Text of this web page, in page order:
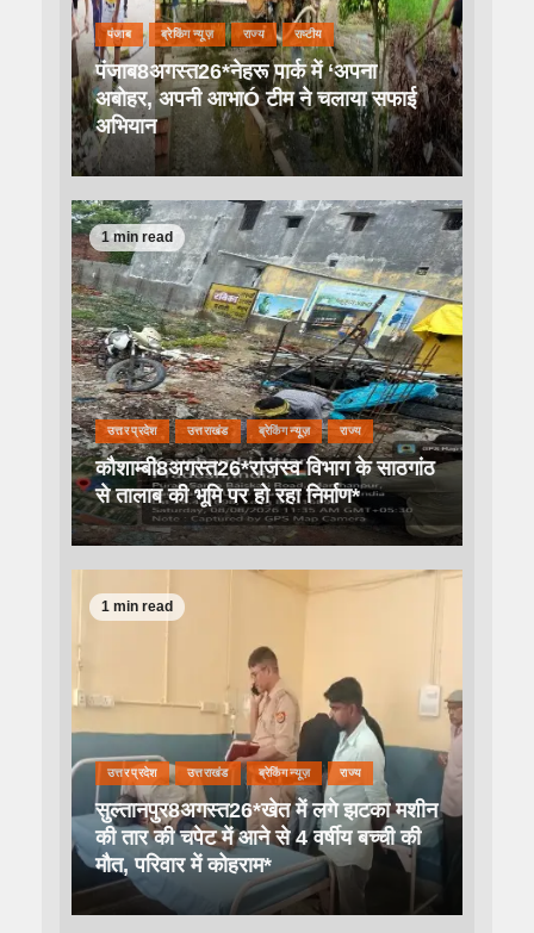
पंजाब ब्रेकिंग न्यूज़ राज्य राष्टीय
पंजाब8अगस्त26*नेहरू पार्क में ‘अपना
अबोहर, अपनी आभाÓ टीम ने चलाया सफाई
अभियान
1 min read
उत्तर प्रदेश उत्तराखंड ब्रेकिंग न्यूज़ राज्य
कौशाम्बी8अगस्त26*राजस्व विभाग के साठगांठ
से तालाब की भूमि पर हो रहा निर्माण*
1 min read
उत्तर प्रदेश उत्तराखंड ब्रेकिंग न्यूज़ राज्य
सुल्तानपुर8अगस्त26*खेत में लगे झटका मशीन
की तार की चपेट में आने से 4 वर्षीय बच्ची की
मौत, परिवार में कोहराम*